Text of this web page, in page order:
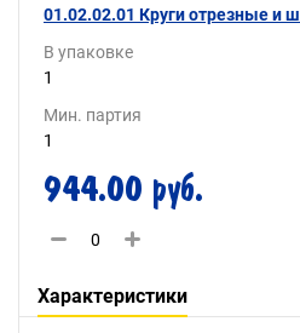
01.02.02.01 Круги отрезные и
В упаковке
1
Мин. партия
1
944.00 руб.
Характеристики